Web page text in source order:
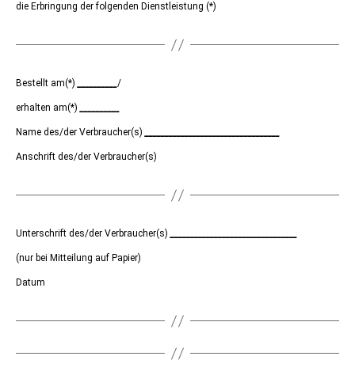
die Erbringung der folgenden Dienstleistung (*)
Bestellt am(*) /
erhalten am(*)
Name des/der Verbraucher(s)
Anschrift des/der Verbraucher(s)
Unterschrift des/der Verbraucher(s)
(nur bei Mitteilung auf Papier)
Datum